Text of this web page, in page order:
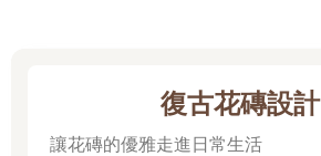
復古花磚設計
讓花磚的優雅走進日常生活